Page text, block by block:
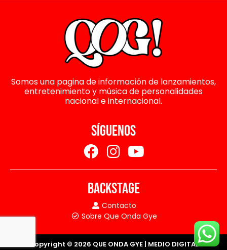
Somos una pagina de información de lanzamientos,
entretenimiento y música de personalidades
nacional e internacional.
SÍGUENOS
BACKSTAGE
Contacto
Sobre Que Onda Gye
Copyright © 2026 QUE ONDA GYE | MEDIO DIGITAL